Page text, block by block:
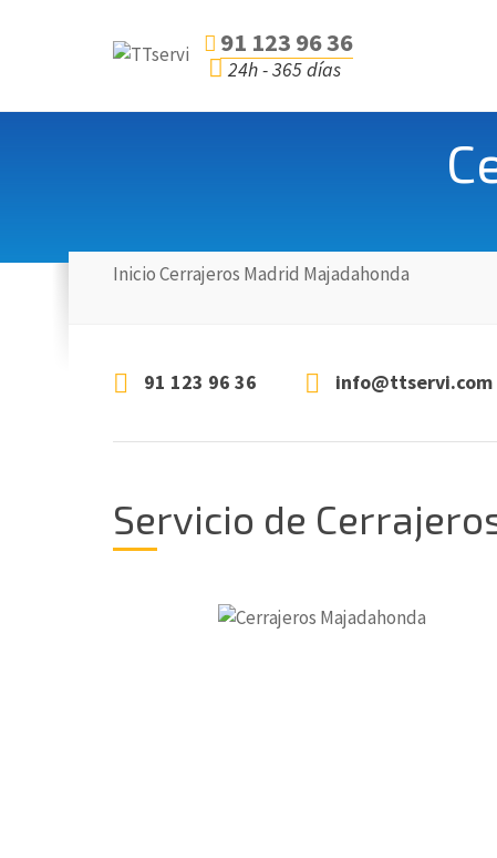
91 123 96 36
24h - 365 días
InicioCerrajeros Madrid Majadahonda
91 123 96 36 info@ttservi.com
Servicio de